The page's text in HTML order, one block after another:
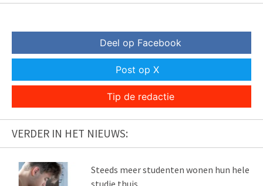
Deel op Facebook
Post op X
Tip de redactie
VERDER IN HET NIEUWS:
Steeds meer studenten wonen hun hele